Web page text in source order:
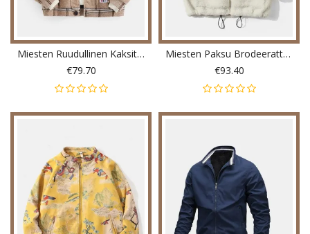
Miesten Ruudullinen Kaksitaskuinen Lämmin Pitkähihainen Paksu Rento Villatakki
€79.70
Miesten Paksu Brodeerattu Villainen Vetoketjujalusta Kaulus Lämmin Rento Takki
€93.40